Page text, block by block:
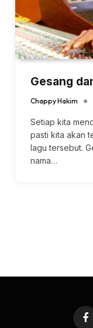
Gesang
Chappy Hakim
Setiap kita
pasti kita akan
lagu tersebut.
nama…